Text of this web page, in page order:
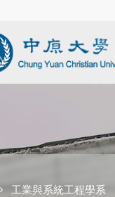
工業與系統工程學系